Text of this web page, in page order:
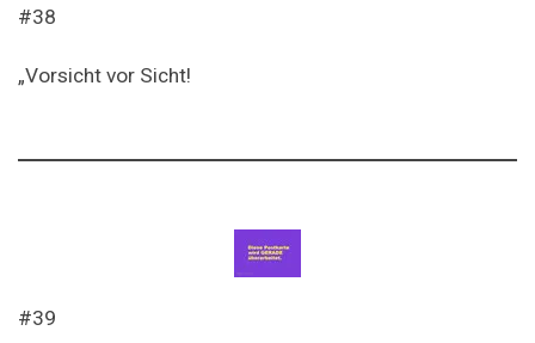
#38
„Vorsicht vor Sicht!
#39